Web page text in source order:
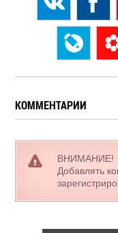
КОММЕНТАРИИ
ВНИМАНИЕ!
Добавлять